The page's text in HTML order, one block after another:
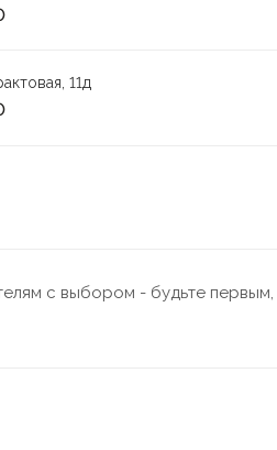
11д
с выбором - будьте